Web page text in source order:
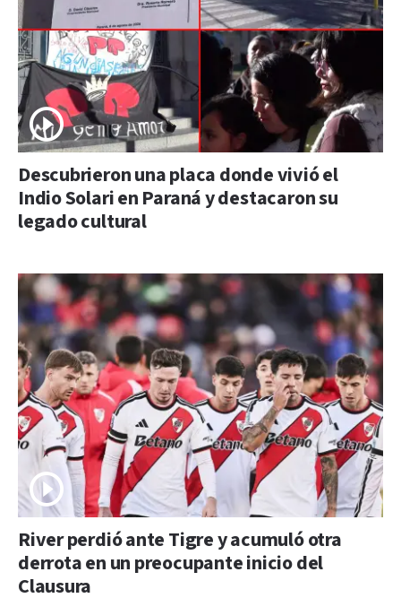
Descubrieron una placa donde vivió el
Indio Solari en Paraná y destacaron su
legado cultural
River perdió ante Tigre y acumuló otra
derrota en un preocupante inicio del
Clausura